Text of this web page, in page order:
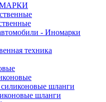
- Иномарки
техника
шланги
шланги